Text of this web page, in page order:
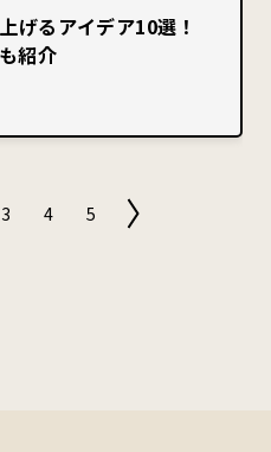
げるアイデア10選！
紹介
3 4 5